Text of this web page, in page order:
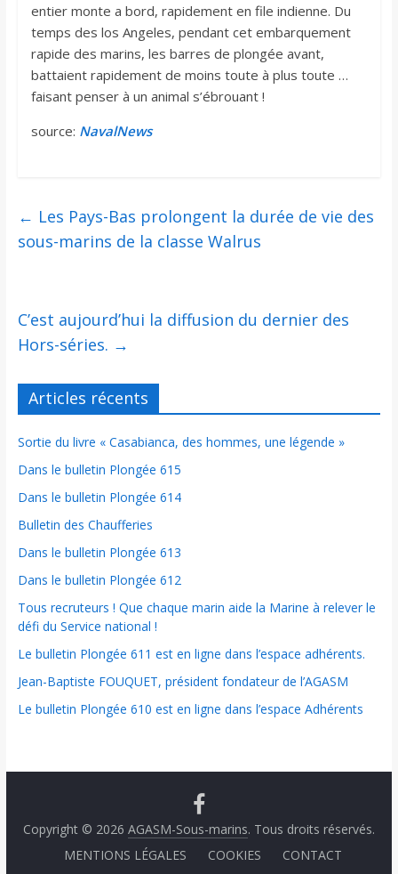
entier monte a bord, rapidement en file indienne. Du
temps des los Angeles, pendant cet embarquement
rapide des marins, les barres de plongée avant,
battaient rapidement de moins toute à plus toute …
faisant penser à un animal s’ébrouant !
source: NavalNews
← Les Pays-Bas prolongent la durée de vie des
sous-marins de la classe Walrus
C’est aujourd’hui la diffusion du dernier des
Hors-séries. →
Articles récents
Sortie du livre « Casabianca, des hommes, une légende »
Dans le bulletin Plongée 615
Dans le bulletin Plongée 614
Bulletin des Chaufferies
Dans le bulletin Plongée 613
Dans le bulletin Plongée 612
Tous recruteurs ! Que chaque marin aide la Marine à relever le
défi du Service national !
Le bulletin Plongée 611 est en ligne dans l’espace adhérents.
Jean-Baptiste FOUQUET, président fondateur de l’AGASM
Le bulletin Plongée 610 est en ligne dans l’espace Adhérents
Copyright © 2026 AGASM-Sous-marins. Tous droits réservés.
MENTIONS LÉGALES
COOKIES CONTACT